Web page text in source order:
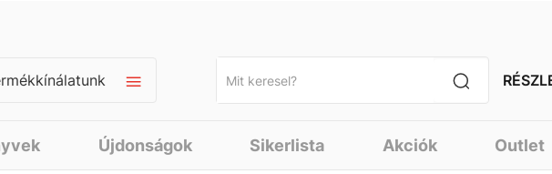
Újdonságok Sikerlista Akciók Outlet